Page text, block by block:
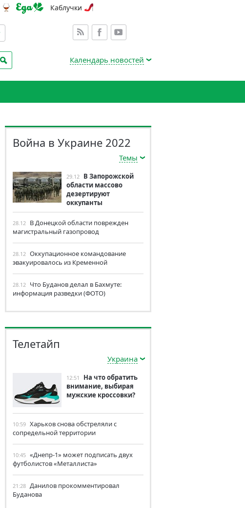
Каблучки
Календарь новостей
Война в Украине 2022
Темы
29.12 В Запорожской
области массово
дезертируют
оккупанты
28.12 В Донецкой области поврежден
магистральный газопровод
28.12 Оккупационное командование
эвакуировалось из Кременной
28.12 Что Буданов делал в Бахмуте:
информация разведки (ФОТО)
Телетайп
Украина
12:51
На что обратить
внимание, выбирая
мужские кроссовки?
10:59 Харьков снова обстреляли с
сопредельной территории
10:45 «Днепр-1» может подписать двух
футболистов «Металлиста»
21:28 Данилов прокомментировал
Буданова